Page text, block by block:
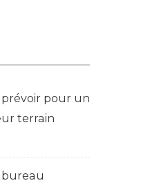
prévoir pour un
terrain